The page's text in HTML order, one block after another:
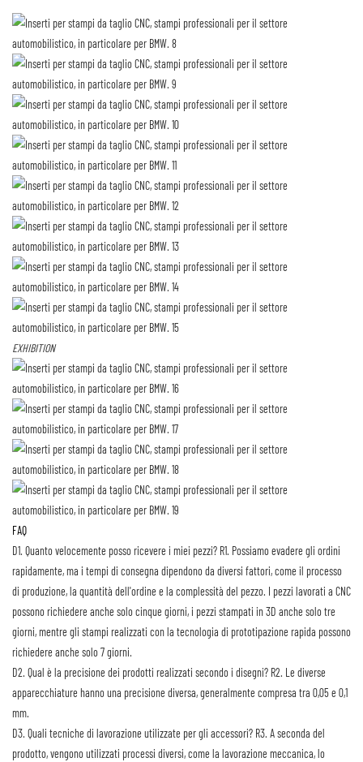
EXHIBITION
FAQ
D1. Quanto velocemente posso ricevere i miei pezzi? R1. Possiamo evadere gli ordini
rapidamente, ma i tempi di consegna dipendono da diversi fattori, come il processo
di produzione, la quantità dell'ordine e la complessità del pezzo. I pezzi lavorati a CNC
possono richiedere anche solo cinque giorni, i pezzi stampati in 3D anche solo tre
giorni, mentre gli stampi realizzati con la tecnologia di prototipazione rapida possono
richiedere anche solo 7 giorni.
D2. Qual è la precisione dei prodotti realizzati secondo i disegni? R2. Le diverse
apparecchiature hanno una precisione diversa, generalmente compresa tra 0,05 e 0,1
mm.
D3. Quali tecniche di lavorazione utilizzate per gli accessori? R3. A seconda del
prodotto, vengono utilizzati processi diversi, come la lavorazione meccanica, lo